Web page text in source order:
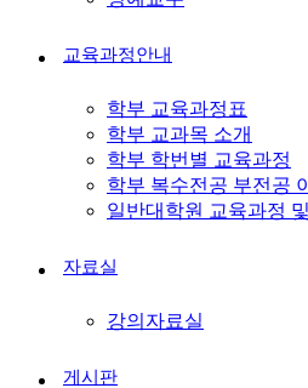
교육과정안내
학부 교육과정표
학부 교과목 소개
학부 학번별 교육과정
학부 복수전공 부전공
일반대학원 교육과정
자료실
강의자료실
게시판